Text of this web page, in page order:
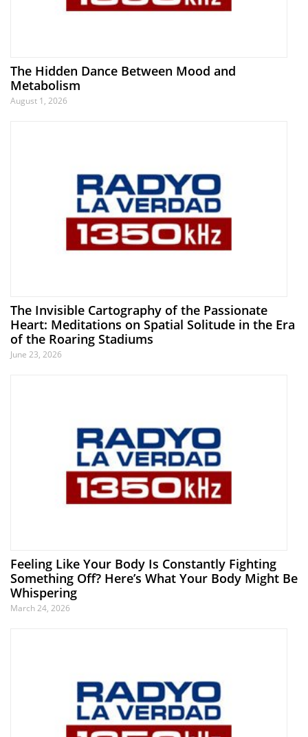
The Hidden Dance Between Mood and
Metabolism
August 1, 2026
The Invisible Cartography of the Passionate
Heart: Meditations on Spatial Solitude in the Era
of the Roaring Stadiums
June 23, 2026
Feeling Like Your Body Is Constantly Fighting
Something Off? Here’s What Your Body Might Be
Whispering
March 24, 2026